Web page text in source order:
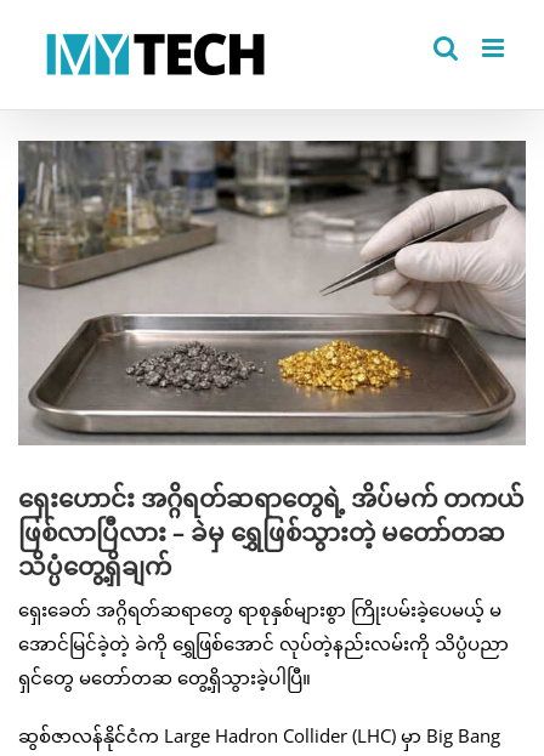
View
Larger
Image
ရှေးဟောင်း အဂ္ဂိရတ်ဆရာတွေရဲ့ အိပ်မက် တကယ်
ဖြစ်လာပြီလား – ခဲမှ ရွှေဖြစ်သွားတဲ့ မတော်တဆ
သိပ္ပံတွေ့ရှိချက်
ရှေးခေတ် အဂ္ဂိရတ်ဆရာတွေ ရာစုနှစ်များစွာ ကြိုးပမ်းခဲ့ပေမယ့် မ
အောင်မြင်ခဲ့တဲ့ ခဲကို ရွှေဖြစ်အောင် လုပ်တဲ့နည်းလမ်းကို သိပ္ပံပညာ
ရှင်တွေ မတော်တဆ တွေ့ရှိသွားခဲ့ပါပြီ။
ဆွစ်ဇာလန်နိုင်ငံက Large Hadron Collider (LHC) မှာ Big Bang